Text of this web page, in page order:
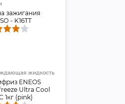
зажигания
- K16TT
жидкость
ENEOS
Ultra Cool
1кг (pink)